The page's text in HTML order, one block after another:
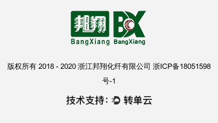
版权所有 2018 - 2020 浙江邦翔化纤有限公司 浙ICP备18051598
号-1